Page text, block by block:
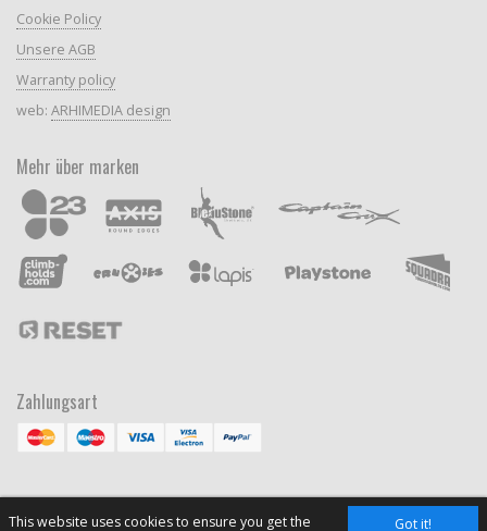
Got it!
This website uses cookies to ensure you get the
Cookie Policy
Unsere AGB
Warranty policy
web: ARHIMEDIA design
Mehr über marken
Zahlungsart